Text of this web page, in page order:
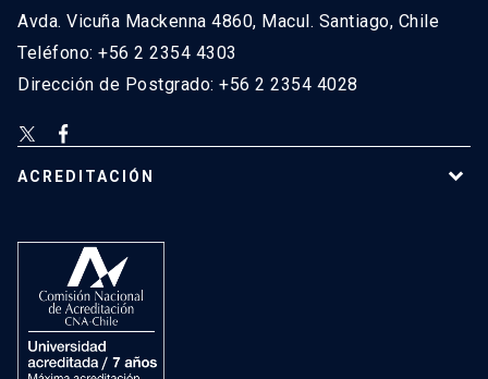
Avda. Vicuña Mackenna 4860, Macul. Santiago, Chile
Teléfono: +56 2 2354 4303
Dirección de Postgrado: +56 2 2354 4028
ACREDITACIÓN